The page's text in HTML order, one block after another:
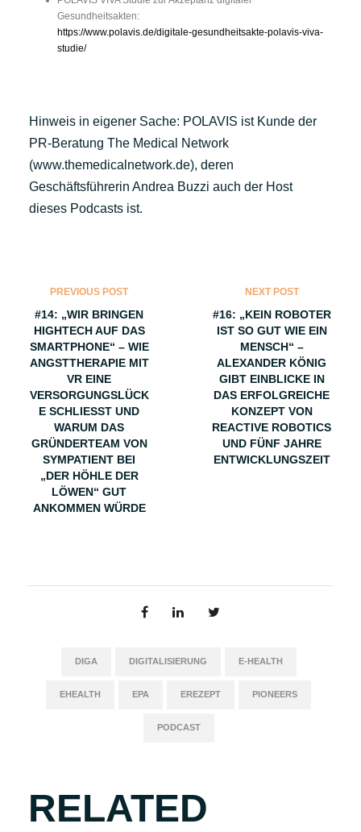
Gesundheitsakten:
https://www.polavis.de/digitale-gesundheitsakte-polavis-viva-
studie/
Hinweis in eigener Sache: POLAVIS ist Kunde der
PR-Beratung The Medical Network
(www.themedicalnetwork.de), deren
Geschäftsführerin Andrea Buzzi auch der Host
dieses Podcasts ist.
PREVIOUS POST
#14: „WIR BRINGEN
HIGHTECH AUF DAS
SMARTPHONE“ – WIE
ANGSTTHERAPIE MIT
VR EINE
VERSORGUNGSLÜCK
E SCHLIESST UND W
ARUM DAS G
RÜNDERTEAM VON S
YMPATIENT BEI „
DER HÖHLE DER L
ÖWEN“ GUT A
NKOMMEN WÜRDE
NEXT POST
#16: „KEIN ROBOTER
IST SO GUT WIE EIN
MENSCH“ –
ALEXANDER KÖNIG
GIBT EINBLICKE IN
DAS ERFOLGREICHE
KONZEPT VON
REACTIVE ROBOTICS
UND FÜNF JAHRE
ENTWICKLUNGSZEIT
DIGA DIGITALISIERUNG E-HEALTH
EHEALTH EPA EREZEPT PIONEERS
PODCAST
RELATED